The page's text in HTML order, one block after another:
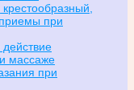
при
массаже
при